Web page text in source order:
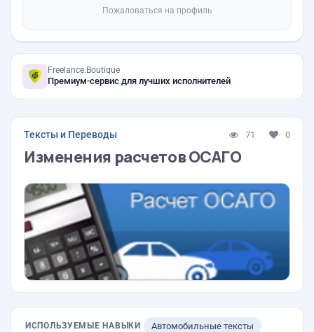
Пожаловаться на профиль
Freelance.Boutique
Премиум-сервис для лучших исполнителей
Тексты и Переводы 71 0
Изменения расчетов ОСАГО
ИСПОЛЬЗУЕМЫЕ НАВЫКИ Автомобильные тексты